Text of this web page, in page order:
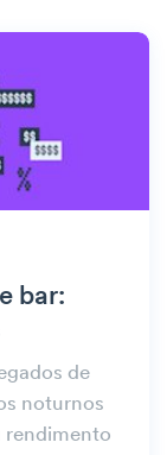
bar:
de
noturnos
rendimento